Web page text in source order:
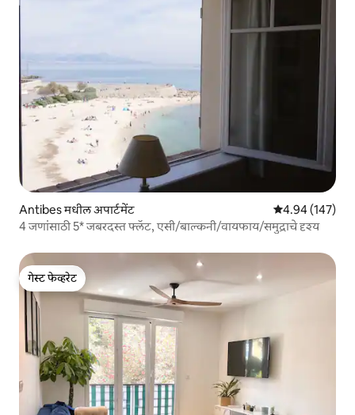
Antibes मधील अपार्टमेंट 5 पैकी 4.94
4.94 (147)
4 जणांसाठी 5* जबरदस्त फ्लॅट, एसी/बाल्कनी/वायफाय/समुद्राचे दृश्य
गेस्ट फेव्हरेट
गेस्ट फेव्हरेट